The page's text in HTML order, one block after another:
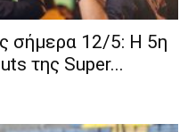
σήμερα 12/5: Η 5η
της Super...